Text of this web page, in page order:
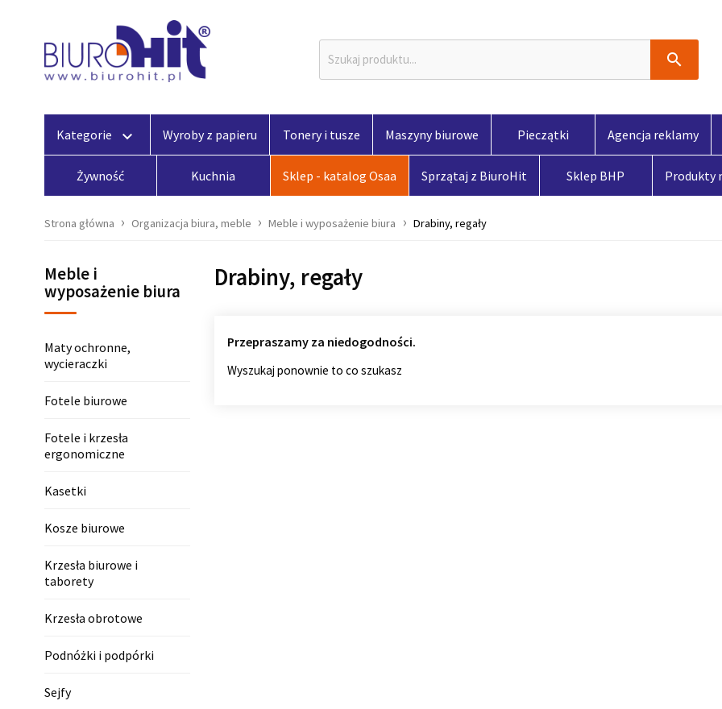

Kategorie keyboard_arrow_down Wyroby z papieru Tonery i tusze Maszyny biurowe Pieczątki Agencja reklamy
Żywność Kuchnia Sklep - katalog Osaa Sprzątaj z BiuroHit Sklep BHP Produkty
Strona główna Organizacja biura, meble Meble i wyposażenie biura Drabiny, regały
Meble i
wyposażenie biura
Maty ochronne,
wycieraczki
Fotele biurowe
Fotele i krzesła
ergonomiczne
Kasetki
Kosze biurowe
Krzesła biurowe i
taborety
Krzesła obrotowe
Podnóżki i podpórki
Sejfy
Drabiny, regały
Przepraszamy za niedogodności.
Wyszukaj ponownie to co szukasz